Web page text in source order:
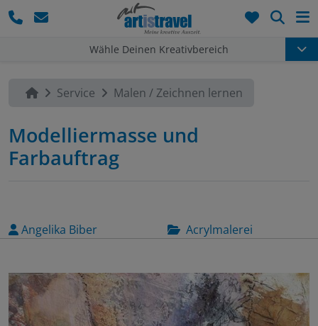
Wähle Deinen Kreativbereich
Service Malen / Zeichnen lernen
Modelliermasse und
Farbauftrag
Angelika Biber Acrylmalerei